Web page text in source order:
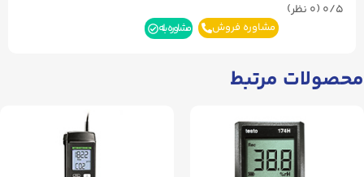
0/5 (۰ نظر)
مشاوره فروش مشاوره بله
محصولات مرتبط